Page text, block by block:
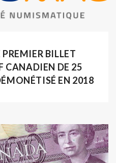
PREMIER BILLET
CANADIEN DE 25
EN 2018